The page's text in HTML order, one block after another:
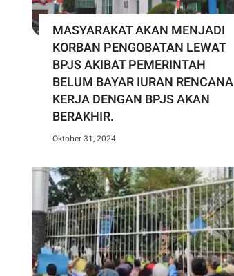
MASYARAKAT AKAN MENJADI
KORBAN PENGOBATAN LEWAT
BPJS AKIBAT PEMERINTAH
BELUM BAYAR IURAN RENCANA
KERJA DENGAN BPJS AKAN
BERAKHIR.
Oktober 31, 2024